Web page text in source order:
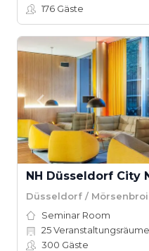
176 Gäste
NH Düsseldorf City
Düsseldorf /
Seminar Room
25Veranstaltungsräume
300 Gäste